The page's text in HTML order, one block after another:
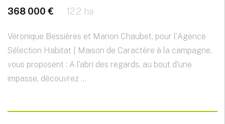
368 000 € 12.2 ha
Véronique Bessières et Manon Chaubet, pour l'Agence
Sélection Habitat | Maison de Caractère à la campagne,
vous proposent : A l'abri des regards, au bout d'une
impasse, découvrez ...